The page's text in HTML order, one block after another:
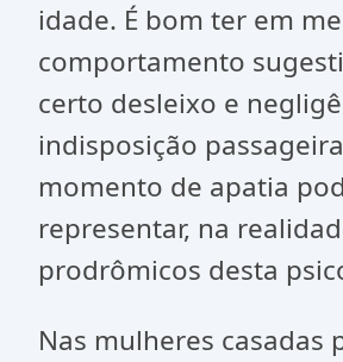
idade. É bom ter em
comportamento
certo desleixo e
indisposição
momento de apatia
representar, na
prodrômicos desta
Nas mulheres casadas